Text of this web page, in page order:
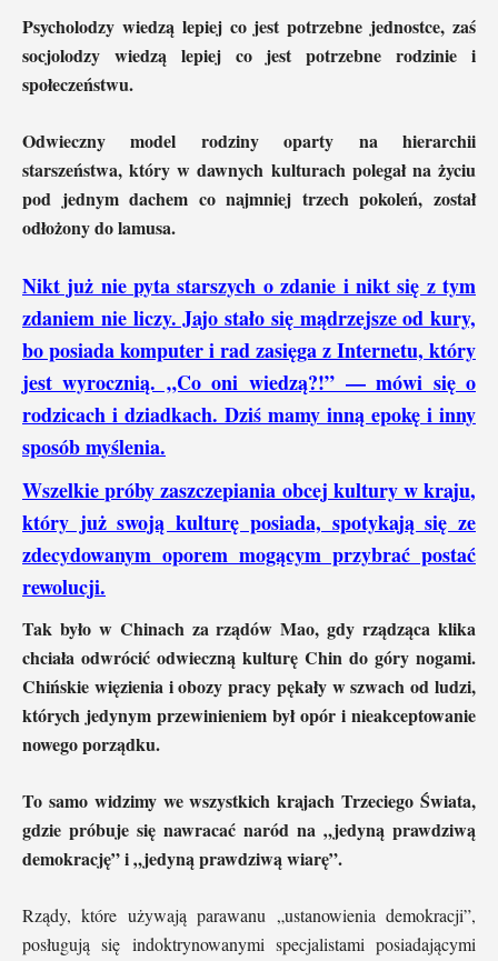
Psycholodzy wiedzą lepiej co jest potrzebne jednostce, zaś
socjolodzy wiedzą lepiej co jest potrzebne rodzinie i
społeczeństwu.
Odwieczny model rodziny oparty na hierarchii
starszeństwa, który w dawnych kulturach polegał na życiu
pod jednym dachem co najmniej trzech pokoleń, został
odłożony do lamusa.
Nikt już nie pyta starszych o zdanie i nikt się z tym
zdaniem nie liczy. Jajo stało się mądrzejsze od kury,
bo posiada komputer i rad zasięga z Internetu, który
jest wyrocznią. „Co oni wiedzą?!” — mówi się o
rodzicach i dziadkach. Dziś mamy inną epokę i inny
sposób myślenia.
Wszelkie próbyzaszczepiania obcej kultury w kraju,
który już swoją kulturę posiada, spotykają się ze
zdecydowanym oporem mogącym przybrać postać
rewolucji.
Tak było w Chinach za rządów Mao, gdy rządząca klika
chciała odwrócić odwieczną kulturę Chin do góry nogami.
Chińskie więzienia i obozy pracy pękały w szwach od ludzi,
których jedynym przewinieniem był opór i nieakceptowanie
nowego porządku.
To samo widzimy we wszystkich krajach Trzeciego Świata,
gdzie próbuje się nawracać naród na „jedyną prawdziwą
demokrację” i „jedyną prawdziwą wiarę”.
Rządy, które używają parawanu „ustanowienia demokracji”,
posługują się indoktrynowanymi specjalistami posiadającymi